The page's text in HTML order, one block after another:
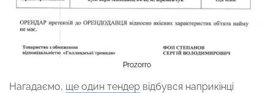
Prozorro
Нагадаємо, ще один тендер відбувся наприкінці